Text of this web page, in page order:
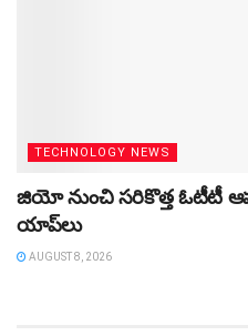
TECHNOLOGY NEWS
జియో నుంచి సరికొత్త ఓటీటీ
యాప్‌లు
AUGUST 8, 2026